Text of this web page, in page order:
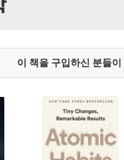
이 책을 구입하신 분들이